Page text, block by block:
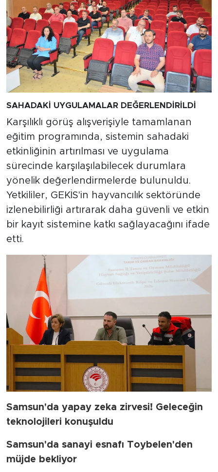
SAHADAKİ UYGULAMALAR DEĞERLENDİRİLDİ
Karşılıklı görüş alışverişiyle tamamlanan
eğitim programında, sistemin sahadaki
etkinliğinin artırılması ve uygulama
sürecinde karşılaşılabilecek durumlara
yönelik değerlendirmelerde bulunuldu.
Yetkililer, GEKİS'in hayvancılık sektöründe
izlenebilirliği artırarak daha güvenli ve etkin
bir kayıt sistemine katkı sağlayacağını ifade
etti.
Samsun'da yapay zeka zirvesi! Geleceğin
teknolojileri konuşuldu
Samsun'da sanayi esnafı Toybelen'den
müjde bekliyor